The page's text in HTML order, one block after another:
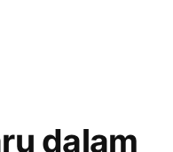
dalam